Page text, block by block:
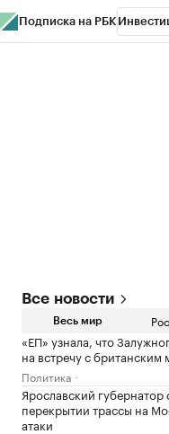
Подписка на РБК
Все новости
Весь мир
«ЕП» узнала, что
на встречу с британским
Политика
Ярославский
перекрытии трассы на
атаки